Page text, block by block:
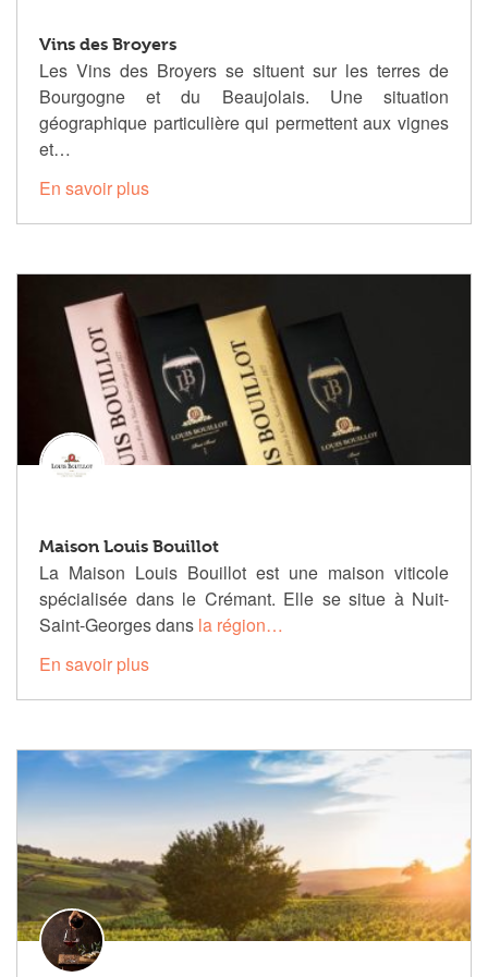
Vins des Broyers
Les Vins des Broyers se situent sur les terres de
Bourgogne et du Beaujolais. Une situation
géographique particulière qui permettent aux vignes
et…
En savoir plus
Maison Louis Bouillot
La Maison Louis Bouillot est une maison viticole
spécialisée dans le Crémant. Elle se situe à Nuit-
Saint-Georges dans la région…
En savoir plus